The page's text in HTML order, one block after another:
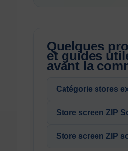
Quelques
et guides
avant la
Catégorie stores
Store screen ZIP
Store screen ZIP